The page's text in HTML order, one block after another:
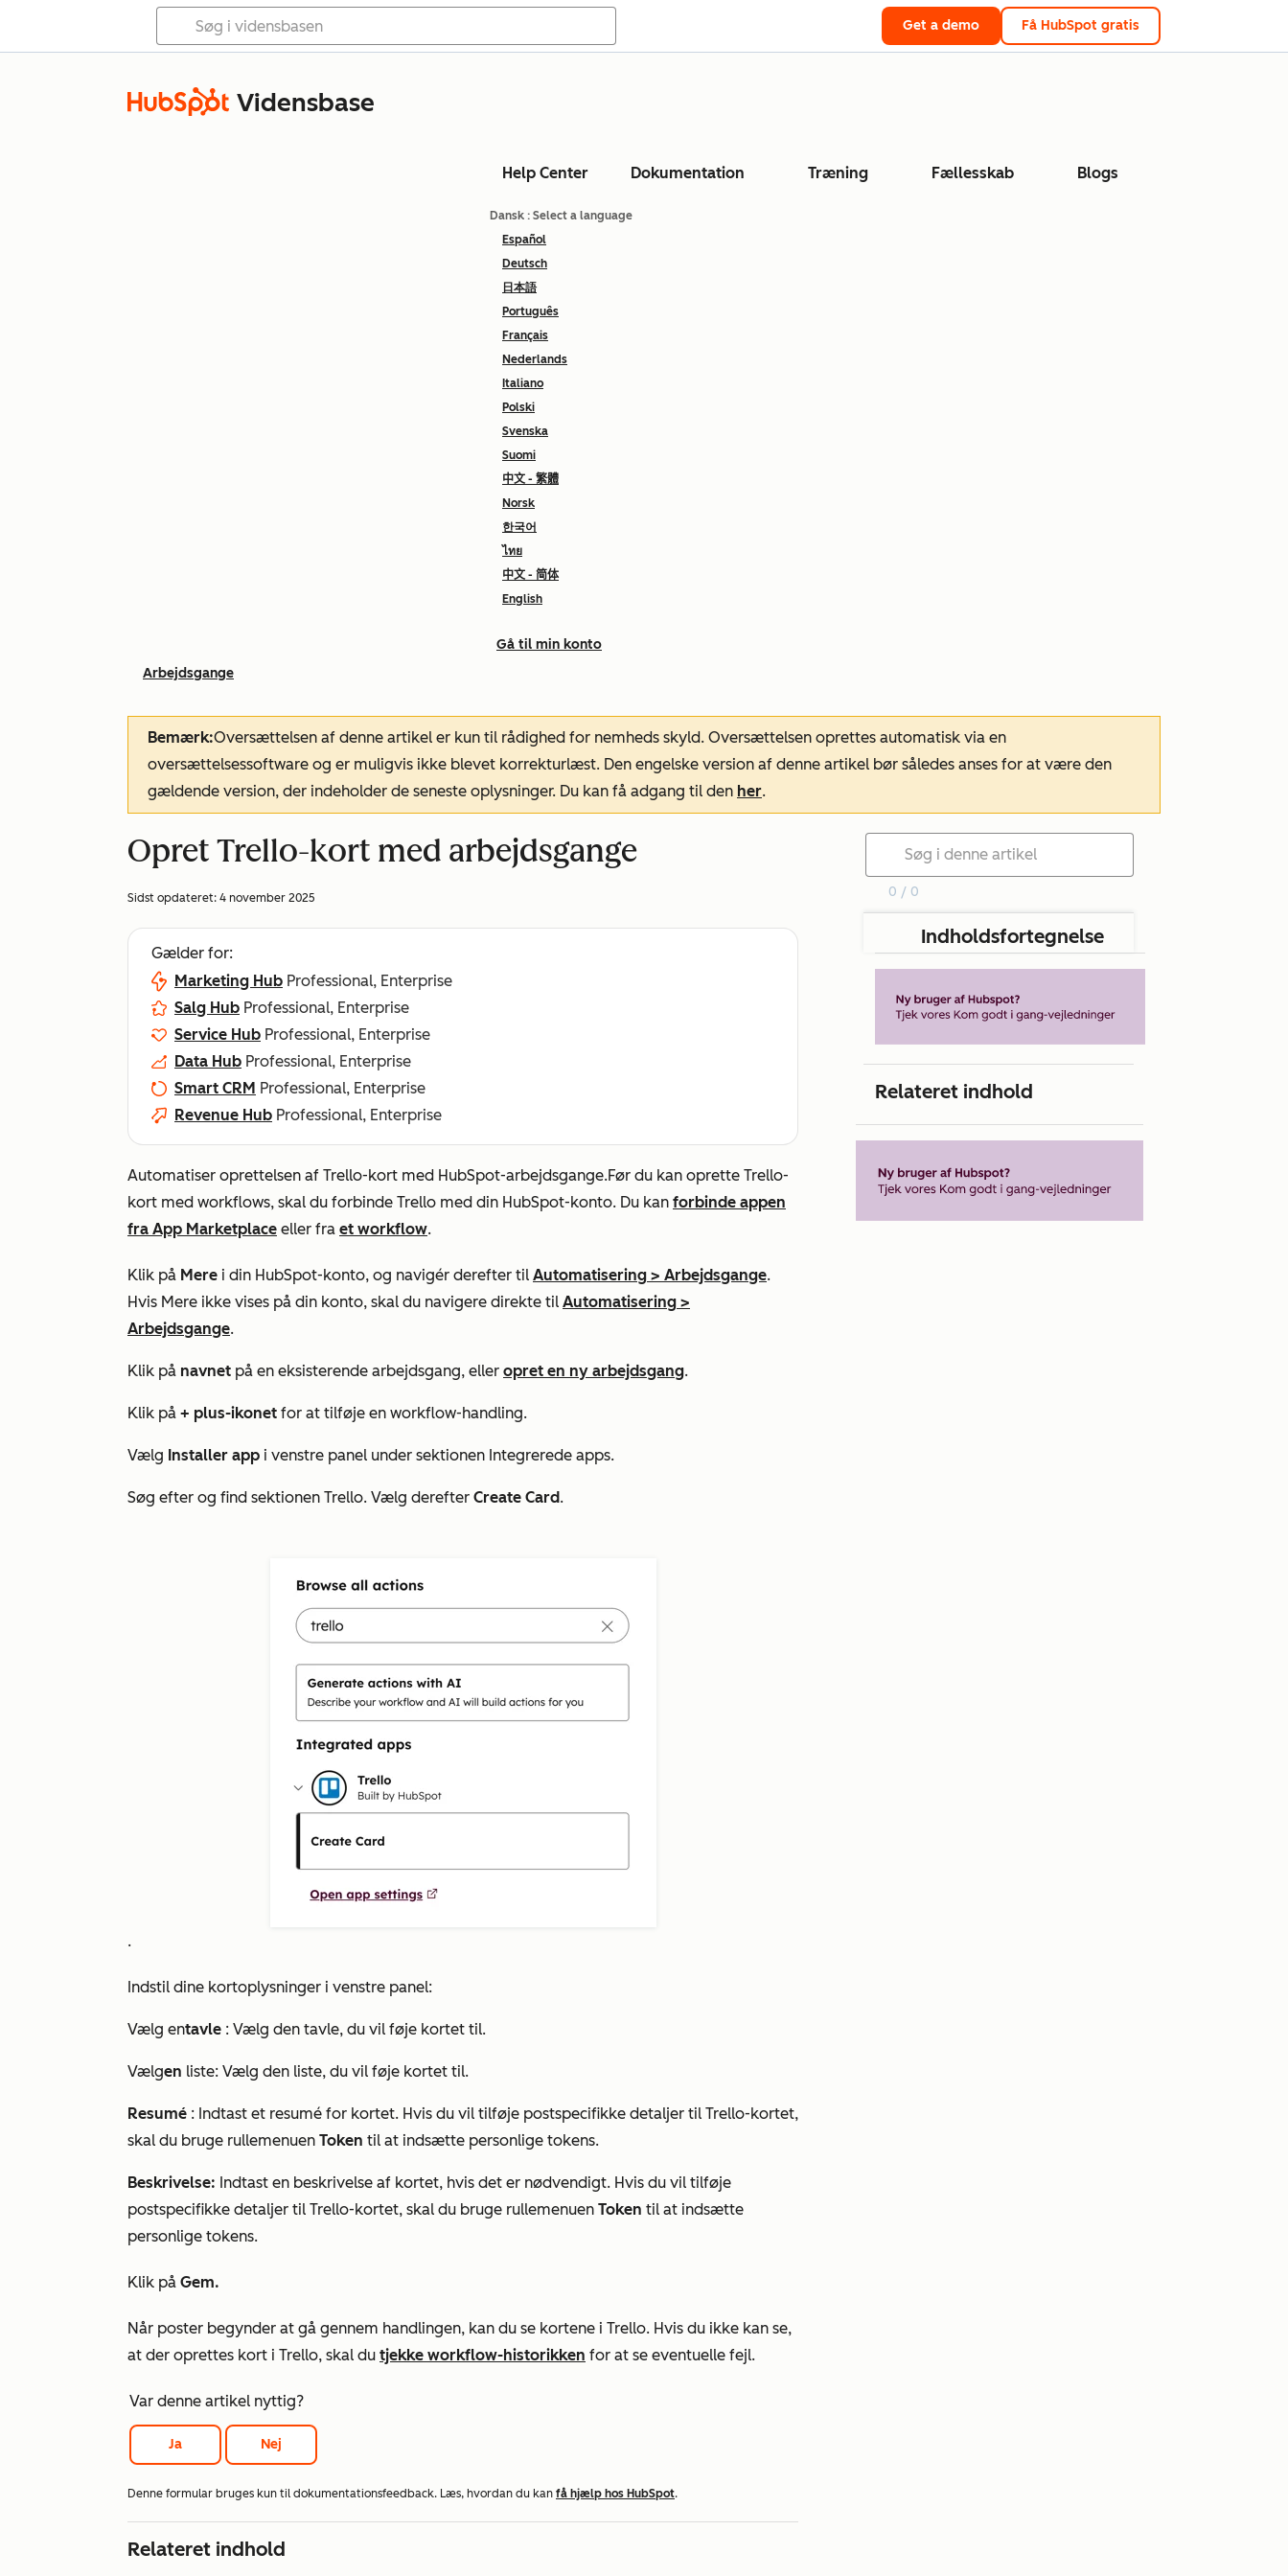
Get a demo Få HubSpot gratis
Vidensbase
Help Center Dokumentation Træning Fællesskab Blogs
Dansk : Select a language
Español
Deutsch
日本語
Português
Français
Nederlands
Italiano
Polski
Svenska
Suomi
中文 - 繁體
Norsk
한국어
ไทย
中文 - 简体
English
Gå til min konto
Arbejdsgange
Bemærk:Oversættelsen af denne artikel er kun til rådighed for nemheds skyld. Oversættelsen oprettes automatisk via en
oversættelsessoftware og er muligvis ikke blevet korrekturlæst. Den engelske version af denne artikel bør således anses for at være den
gældende version, der indeholder de seneste oplysninger. Du kan få adgang til den her.
Opret Trello-kort med arbejdsgange
Sidst opdateret: 4 november 2025
Gælder for:
Marketing Hub Professional, Enterprise
Salg Hub Professional, Enterprise
Service Hub Professional, Enterprise
Data Hub Professional, Enterprise
Smart CRM Professional, Enterprise
Revenue Hub Professional, Enterprise
Automatiser oprettelsen af Trello-kort med HubSpot-arbejdsgange.Før du kan oprette Trello-
kort med workflows, skal du forbinde Trello med din HubSpot-konto. Du kan forbinde appen
fra App Marketplace eller fra et workflow.
Klik på Mere i din HubSpot-konto, og navigér derefter til Automatisering > Arbejdsgange.
Hvis Mere ikke vises på din konto, skal du navigere direkte til Automatisering >
Arbejdsgange.
Klik på navnet på en eksisterende arbejdsgang, eller opret en ny arbejdsgang.
Klik på + plus-ikonet for at tilføje en workflow-handling.
Vælg Installer app i venstre panel under sektionen Integrerede apps.
Søg efter og find sektionen Trello. Vælg derefter Create Card.
.
Indstil dine kortoplysninger i venstre panel:
Vælg entavle : Vælg den tavle, du vil føje kortet til.
Vælgen liste: Vælg den liste, du vil føje kortet til.
Resumé : Indtast et resumé for kortet. Hvis du vil tilføje postspecifikke detaljer til Trello-kortet,
skal du bruge rullemenuen Token til at indsætte personlige tokens.
Beskrivelse: Indtast en beskrivelse af kortet, hvis det er nødvendigt. Hvis du vil tilføje
postspecifikke detaljer til Trello-kortet, skal du bruge rullemenuen Token til at indsætte
personlige tokens.
Klik på Gem.
Når poster begynder at gå gennem handlingen, kan du se kortene i Trello. Hvis du ikke kan se,
at der oprettes kort i Trello, skal du tjekke workflow-historikken for at se eventuelle fejl.
Var denne artikel nyttig?
Ja Nej
Denne formular bruges kun til dokumentationsfeedback. Læs, hvordan du kan få hjælp hos HubSpot.
Relateret indhold
0 / 0
Indholdsfortegnelse
Relateret indhold